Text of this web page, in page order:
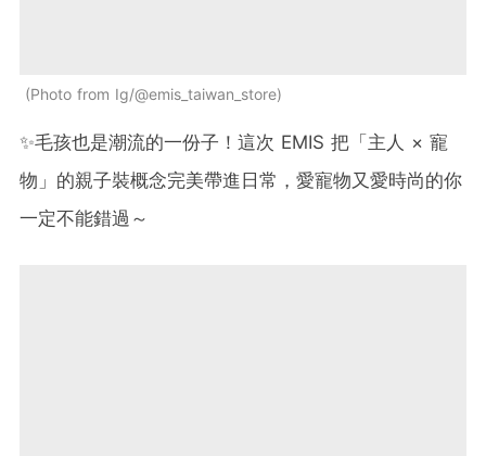
Photo from Ig/@emis_taiwan_store
✨毛孩也是潮流的一份子！這次 EMIS 把「主人 × 寵
物」的親子裝概念完美帶進日常，愛寵物又愛時尚的你
一定不能錯過～